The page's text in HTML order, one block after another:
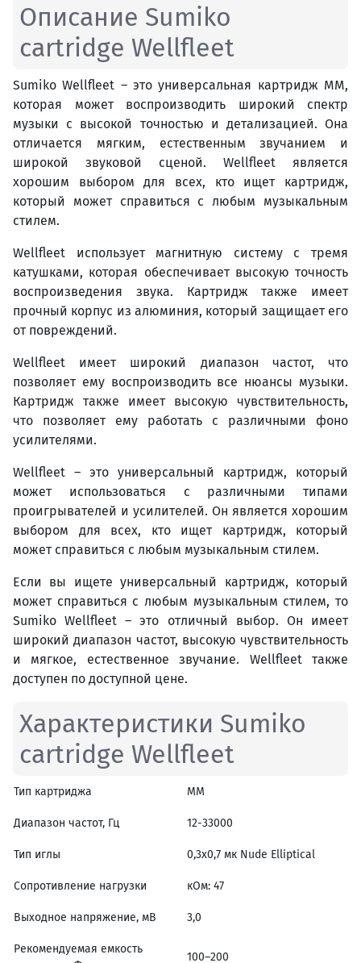
Описание Sumiko
cartridge Wellfleet
Sumiko Wellfleet – это универсальная картридж MM,
которая может воспроизводить широкий спектр
музыки с высокой точностью и детализацией. Она
отличается мягким, естественным звучанием и
широкой звуковой сценой. Wellfleet является
хорошим выбором для всех, кто ищет картридж,
который может справиться с любым музыкальным
стилем.
Wellfleet использует магнитную систему с тремя
катушками, которая обеспечивает высокую точность
воспроизведения звука. Картридж также имеет
прочный корпус из алюминия, который защищает его
от повреждений.
Wellfleet имеет широкий диапазон частот, что
позволяет ему воспроизводить все нюансы музыки.
Картридж также имеет высокую чувствительность,
что позволяет ему работать с различными фоно
усилителями.
Wellfleet – это универсальный картридж, который
может использоваться с различными типами
проигрывателей и усилителей. Он является хорошим
выбором для всех, кто ищет картридж, который
может справиться с любым музыкальным стилем.
Если вы ищете универсальный картридж, который
может справиться с любым музыкальным стилем, то
Sumiko Wellfleet – это отличный выбор. Он имеет
широкий диапазон частот, высокую чувствительность
и мягкое, естественное звучание. Wellfleet также
доступен по доступной цене.
Характеристики Sumiko
cartridge Wellfleet
Тип картриджа MM
Диапазон частот, Гц 12-33000
Тип иглы 0,3x0,7 мк Nude Elliptical
Cопротивление нагрузки кОм: 47
Выходное напряжение, мВ 3,0
Рекомендуемая емкость
100–200